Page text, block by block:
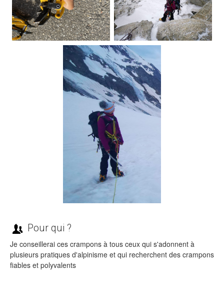
Pour qui ?
Je conseillerai ces crampons à tous ceux qui s'adonnent à
plusieurs pratiques d'alpinisme et qui recherchent des crampons
fiables et polyvalents